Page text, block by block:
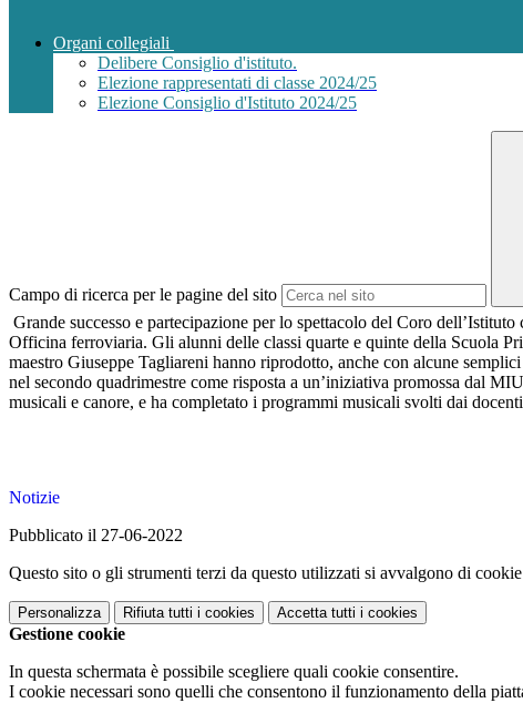
Organi collegiali
Delibere Consiglio d'istituto.
Elezione rappresentati di classe 2024/25
Elezione Consiglio d'Istituto 2024/25
Campo di ricerca per le pagine del sito
Grande successo e partecipazione per lo spettacolo del Coro
Officina ferroviaria. Gli alunni delle classi quarte e quinte della Scuola
maestro Giuseppe Tagliareni hanno riprodotto, anche con alcune
nel secondo quadrimestre come risposta a un’iniziativa promossa dal
musicali e canore, e ha completato i programmi musicali svolti dai
Notizie
Pubblicato il 27-06-2022
Questo sito o gli strumenti terzi da questo utilizzati si avvalgono di
Personalizza Rifiuta tutti i cookies Accetta tutti i cookies
Gestione cookie
In questa schermata è possibile scegliere quali cookie consentire.
I cookie necessari sono quelli che consentono il funzionamento della